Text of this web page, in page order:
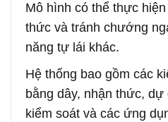
Mô hình có thể thực
thức và tránh chướng
năng tự lái khác.
Hệ thống bao gồm các
bằng dây, nhận thức,
kiểm soát và các ứng